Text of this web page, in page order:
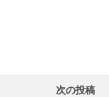
次の投稿